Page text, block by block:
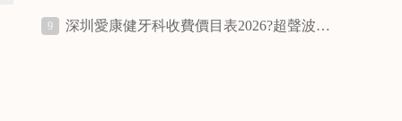
9 深圳愛康健牙科收費價目表2026?超聲波洗牙和噴砂洗牙區別